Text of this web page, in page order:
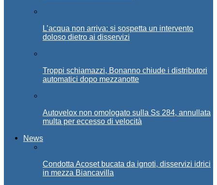
L’acqua non arriva: si sospetta un intervento
doloso dietro ai disservizi
Troppi schiamazzi, Bonanno chiude i distributori
automatici dopo mezzanotte
Autovelox non omologato sulla Ss 284, annullata
multa per eccesso di velocità
News
Condotta Acoset bucata da ignoti, disservizi idrici
in mezza Biancavilla